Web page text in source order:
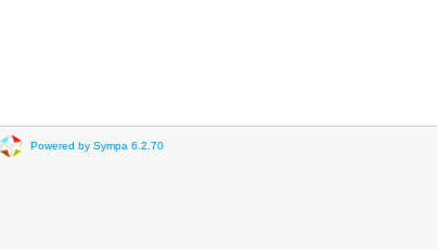
Powered by Sympa 6.2.70